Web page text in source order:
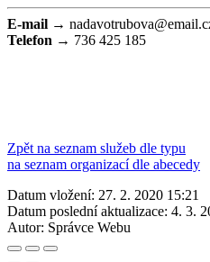
E-mail →
Telefon → 736 425 185
Zpět na seznam služeb dle typu
na seznam organizací dle abecedy
Datum vložení: 27. 2. 2020 15:21
Datum poslední aktualizace: 4. 3.
Autor: Správce Webu